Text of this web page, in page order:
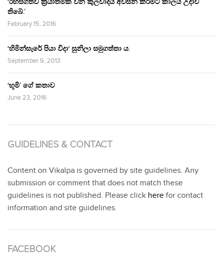
තිබේ.’
February 15, 2016
‘හිමින්සැරේ පියා විදා‘ සුනිලා සමුගත්තා ය.
September 9, 2013
‘භූමි’ ගේ කතාව
June 23, 2016
GUIDELINES & CONTACT
Content on Vikalpa is governed by site guidelines. Any
submission or comment that does not match these
guidelines is not published. Please click here for contact
information and site guidelines.
FACEBOOK